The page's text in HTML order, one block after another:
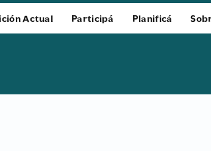
Actual Participá Planificá